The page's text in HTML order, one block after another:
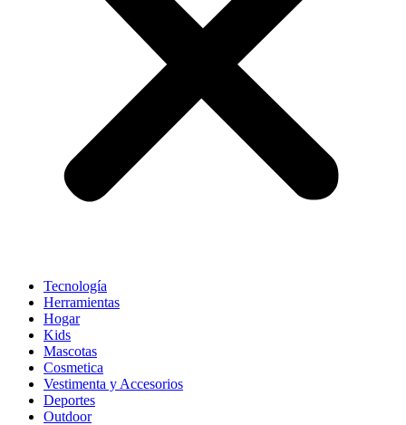
Tecnología
Herramientas
Hogar
Kids
Mascotas
Cosmetica
Vestimenta y Accesorios
Deportes
Outdoor